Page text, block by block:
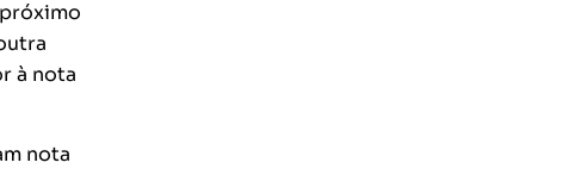
à nota
nota